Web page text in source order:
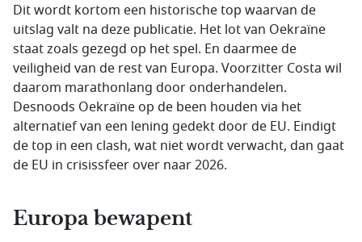
Dit wordt kortom een historische top waarvan de
uitslag valt na deze publicatie. Het lot van Oekraïne
staat zoals gezegd op het spel. En daarmee de
veiligheid van de rest van Europa. Voorzitter Costa wil
daarom marathonlang door onderhandelen.
Desnoods Oekraïne op de been houden via het
alternatief van een lening gedekt door de EU. Eindigt
de top in een clash, wat niet wordt verwacht, dan gaat
de EU in crisissfeer over naar 2026.
Europa bewapent